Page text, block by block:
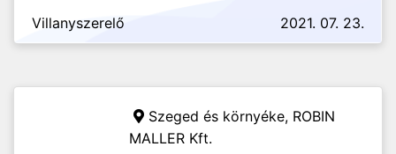
Villanyszerelő 2021. 07. 23.
Szeged és környéke, ROBIN
MALLER Kft.